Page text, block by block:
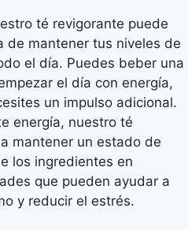
té revigorante puede
de mantener tus niveles de
el día. Puedes beber una
el día con energía,
un impulso adicional.
energía, nuestro té
mantener un estado de
los ingredientes en
que pueden ayudar a
y reducir el estrés.